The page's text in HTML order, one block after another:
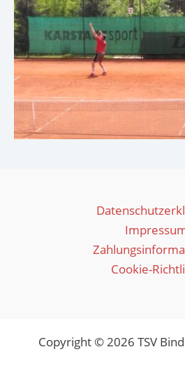
Cookie-
Copyright © 2026 TSV